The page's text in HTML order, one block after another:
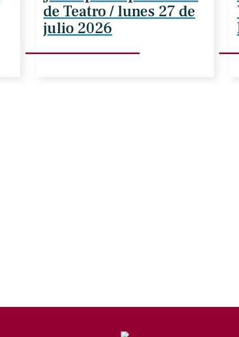
de Teatro / lunes 27 de
julio 2026